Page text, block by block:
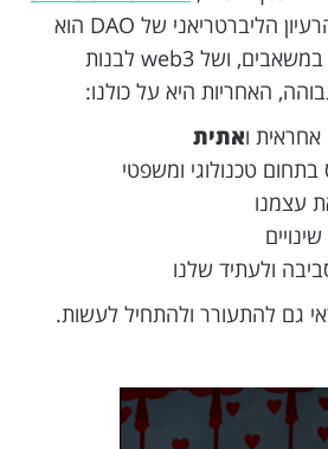
. אם הרעיון הליברטריאני של DAO הוא
לאפשר שימוש שיתופי במשאבים, ושל web3 לבנות
האחריות היא על כולנו:
אחראית ואתית
בתחום טכנולוגי ומשפטי
עצמנו
ולעתיד שלנו
גם להתעורר ולהתחיל לעשות.